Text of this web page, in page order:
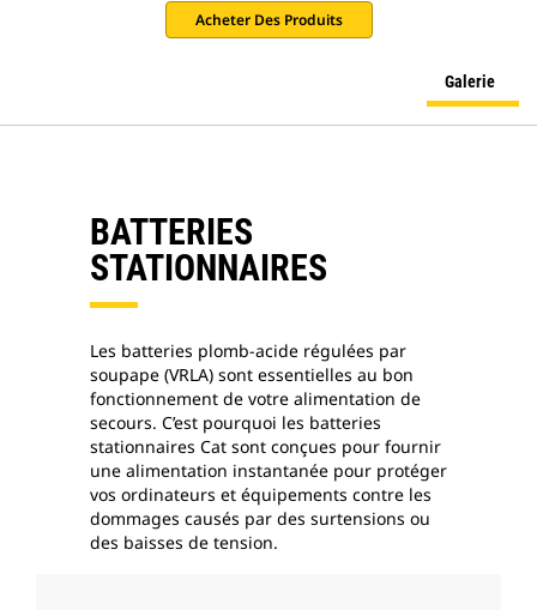
Acheter Des Produits
Galerie
BATTERIES
STATIONNAIRES
Les batteries plomb-acide régulées par
soupape (VRLA) sont essentielles au bon
fonctionnement de votre alimentation de
secours. C’est pourquoi les batteries
stationnaires Cat sont conçues pour fournir
une alimentation instantanée pour protéger
vos ordinateurs et équipements contre les
dommages causés par des surtensions ou
des baisses de tension.